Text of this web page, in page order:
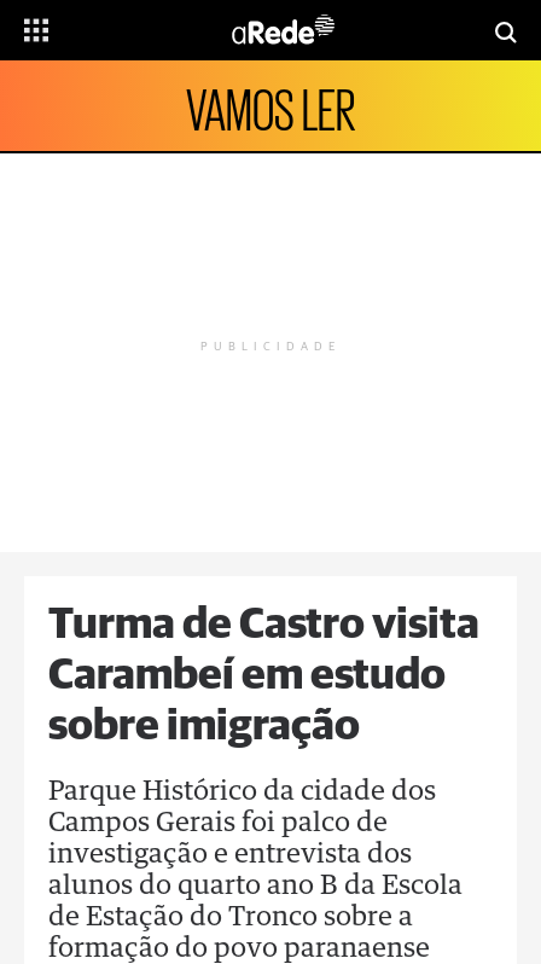
VAMOS LER
PUBLICIDADE
Turma de Castro visita
Carambeí em estudo
sobre imigração
Parque Histórico da cidade dos
Campos Gerais foi palco de
investigação e entrevista dos
alunos do quarto ano B da Escola
de Estação do Tronco sobre a
formação do povo paranaense